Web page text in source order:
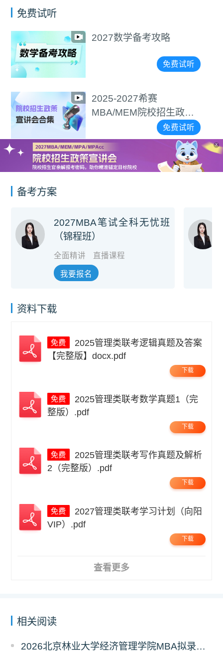
免费试听
2027数学备考攻略
免费试听
2025-2027希赛
MBA/MEM院校招生政策
免费试听
X
备考方案
2027MBA笔试全科无忧班
（锦程班）
全面精讲 直播课程
我要报名
资料下载
【完整版】docx.pdf
下载
整版）.pdf
下载
2（完整版）.pdf
下载
VIP）.pdf
下载
查看更多
相关阅读
2026北京林业大学经济管理学院MBA拟录取分析解读